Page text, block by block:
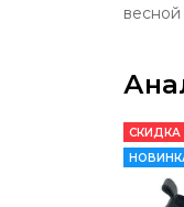
СКИДКА